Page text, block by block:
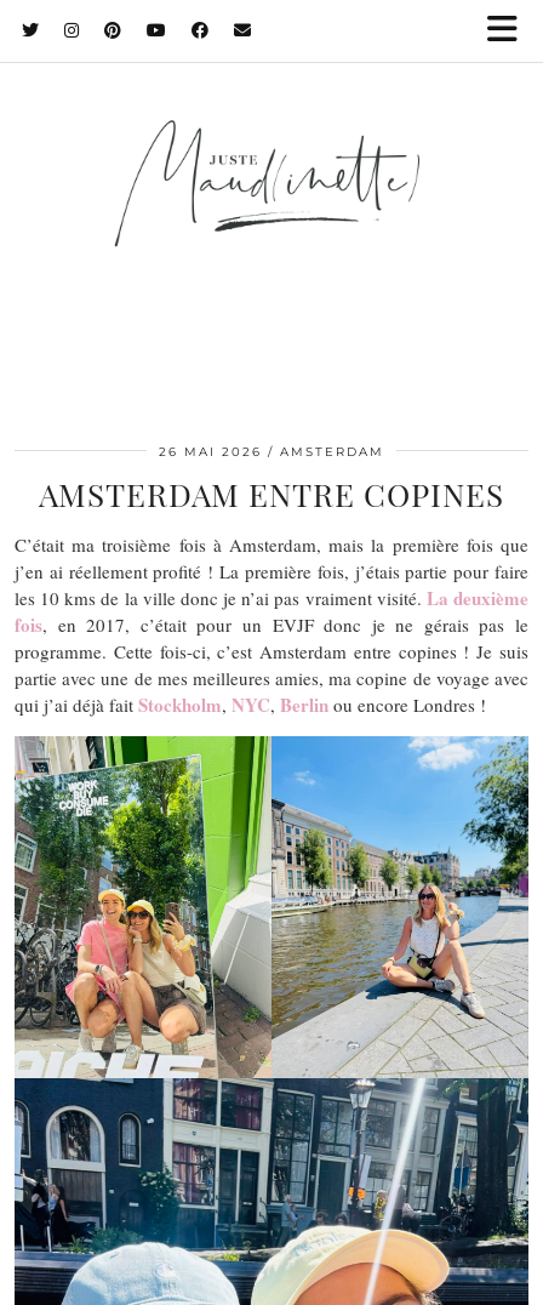
26 MAI 2026 AMSTERDAM
AMSTERDAM ENTRE COPINES
C’était ma troisième fois à Amsterdam, mais la première fois que
j’en ai réellement profité ! La première fois, j’étais partie pour faire
les 10 kms de la ville donc je n’ai pas vraiment visité. La deuxième
fois, en 2017, c’était pour un EVJF donc je ne gérais pas le
programme. Cette fois-ci, c’est Amsterdam entre copines ! Je suis
partie avec une de mes meilleures amies, ma copine de voyage avec
qui j’ai déjà fait Stockholm, NYC, Berlin ou encore Londres !